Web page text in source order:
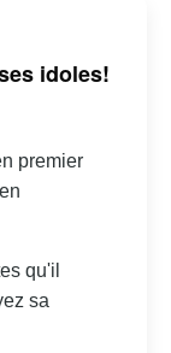
idoles!
premier
qu'il
sa